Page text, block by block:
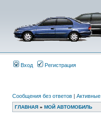
Вход Регистрация
Сообщения без ответов |
ГЛАВНАЯ » МОЙ АВТОМОБИЛЬ